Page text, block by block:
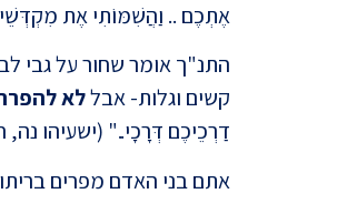
אֶתְכֶם .. וַהֲשִׁמּוֹתִי אֶת
התנ"ך אומר שחור על גבי
קשים וגלות- אבללא
דַרְכֵיכֶם דְּרָכָי.." (ישעיהו
אתם בני האדם מפרים